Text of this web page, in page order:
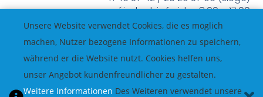
méindes bis freides 8:00 – 17:00
Unsere Website verwendet Cookies, die es möglich
machen, Nutzer bezogene Informationen zu speichern,
während er die Website nutzt. Cookies helfen uns,
unser Angebot kundenfreundlicher zu gestalten.
Weitere Informationen Des Weiteren verwendet unsere